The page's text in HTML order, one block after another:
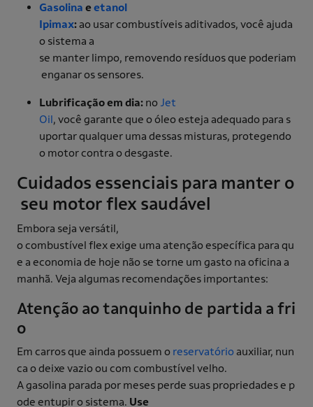
Gasolina e etanol
Ipimax: ao usar combustíveis aditivados, você ajuda
o sistema a
se manter limpo, removendo resíduos que poderiam
enganar os sensores.
Lubrificação em dia: no Jet
Oil, você garante que o óleo esteja adequado para s
uportar qualquer uma dessas misturas, protegendo
o motor contra o desgaste.
Cuidados essenciais para manter o
seu motor flex saudável
Embora seja versátil,
o combustível flex exige uma atenção específica para qu
e a economia de hoje não se torne um gasto na oficina a
manhã. Veja algumas recomendações importantes:
Atenção ao tanquinho de partida a fri
o
Em carros que ainda possuem o reservatório auxiliar, nun
ca o deixe vazio ou com combustível velho.
A gasolina parada por meses perde suas propriedades e p
ode entupir o sistema. Use